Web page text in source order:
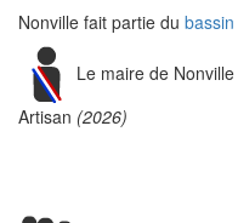
Nonville fait partie du
Le maire de
Artisan (2026)